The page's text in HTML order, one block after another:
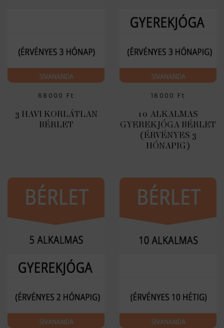
68000 Ft
3 HAVI KORLÁTLAN
BÉRLET
16000 Ft
10 ALKALMAS
GYEREKJÓGA BÉRLET
(ÉRVÉNYES 3
HÓNAPIG)